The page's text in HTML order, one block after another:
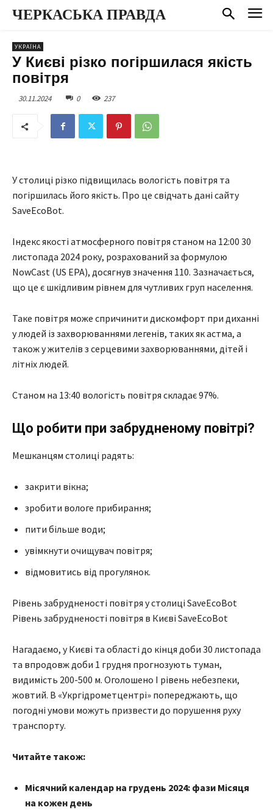
ЧЕРКАСЬКА ПРАВДА
УКРАЇНА
У Києві різко погіршилася якість
повітря
30.11.2024 0 237
У столиці різко підвищилась вологість повітря та
погіршилась його якість. Про це свідчать дані сайту
SaveEcoBot.
Індекс якості атмосферного повітря станом на 12:00 30
листопада 2024 року, розрахований за формулою
NowCast (US EPA), досягнув значення 110. Зазначається,
що це є шкідливим рівнем для чутливих груп населення.
Таке повітря може спричинити дискомфорт при диханні
у людей із захворюваннями легенів, таких як астма, а
також у жителів з серцевими захворюваннями, дітей і
літніх людей.
Станом на 13:40 вологість повітря складає 97%.
Що робити при забрудненому повітрі?
Мешканцям столиці радять:
закрити вікна;
зробити вологе прибирання;
пити більше води;
увімкнути очищувач повітря;
відмовитись від прогулянок.
Рівень забрудненості повітря у столиці SaveEcoBot
Рівень забрудненості повітря в Києві SaveEcoBot
Нагадаємо, у Києві та області до кінця доби 30 листопада
та впродовж доби 1 грудня прогнозують туман,
видимість 200-500 м. Оголошено І рівень небезпеки,
жовтий. В «Укргідрометцентрі» попереджають, що
погодні умови можуть призвести до порушення руху
транспорту.
Читайте також:
Місячний календар на грудень 2024: фази Місяця
на кожен день